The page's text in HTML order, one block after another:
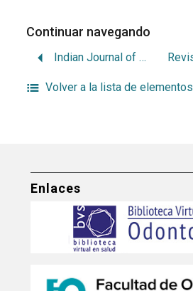
Continuar navegando
Indian Journal of Dental Research
Volver a la lista de elementos
Enlaces